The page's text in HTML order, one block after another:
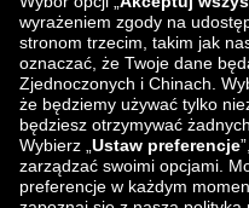
zalando-lounge.lu
zalando-lounge.lv
Znajdziesz nas